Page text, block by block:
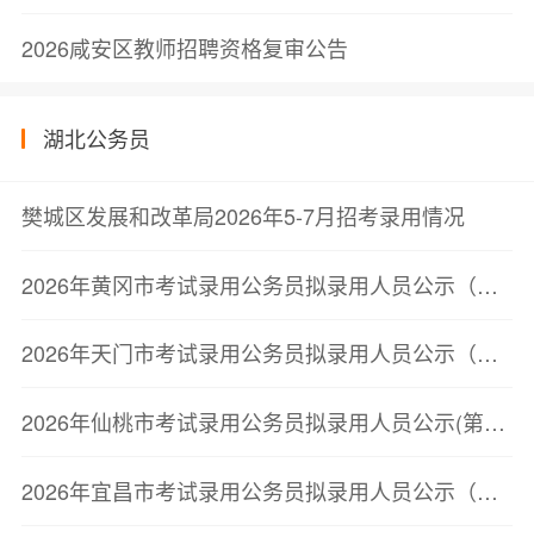
2026咸安区教师招聘资格复审公告
湖北公务员
樊城区发展和改革局2026年5-7月招考录用情况
2026年黄冈市考试录用公务员拟录用人员公示（第三批）
2026年天门市考试录用公务员拟录用人员公示（第二批）
2026年仙桃市考试录用公务员拟录用人员公示(第二批)
2026年宜昌市考试录用公务员拟录用人员公示（第二批）